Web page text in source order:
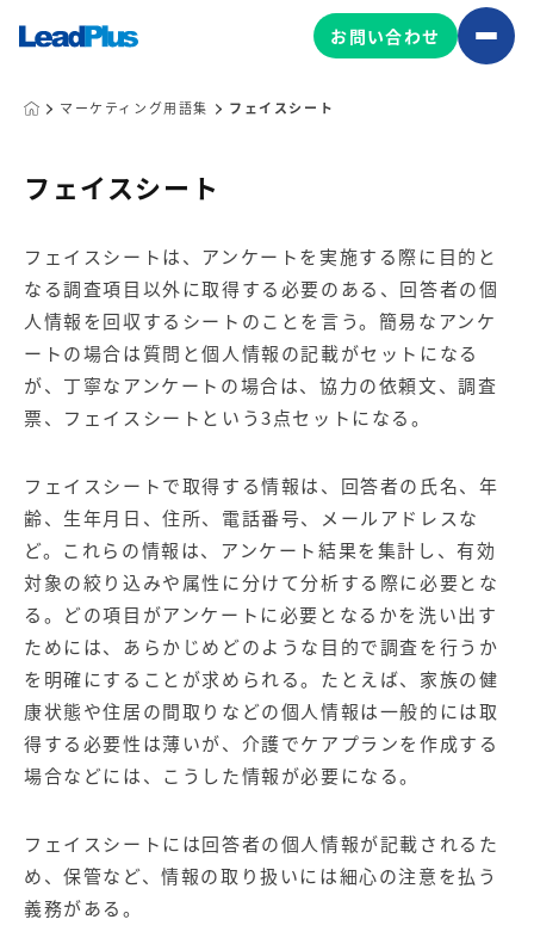
Web制作
マーケティングコンサルティング
コンテンツ制作
マーケティング基盤の製品
Leadplus One MyFolio
サイトアクセス解析ダッシュ
ボード
HubSpot導入・運用
マーケティングサービスの製品
【店舗型ビジネス向け】エリ
ア
マーケティングサービス
【金融機関向け】マーケティ
ング
サービス
【IT企業向け】マーケティン
グ
サービス
SNSアカウント運用代行サー
ビス（LINE）
広告プロモーションの製品
【塾・個別塾業界向け】新規
集客Web広告パッケージ
サイトアクセス増加パッケー
お問い合わせ
マーケティング用語集 フェイスシート
フェイスシート
フェイスシートは、アンケートを実施する際に目的と
なる調査項目以外に取得する必要のある、回答者の個
人情報を回収するシートのことを言う。簡易なアンケ
ートの場合は質問と個人情報の記載がセットになる
が、丁寧なアンケートの場合は、協力の依頼文、調査
票、フェイスシートという3点セットになる。
フェイスシートで取得する情報は、回答者の氏名、年
齢、生年月日、住所、電話番号、メールアドレスな
ど。これらの情報は、アンケート結果を集計し、有効
対象の絞り込みや属性に分けて分析する際に必要とな
る。どの項目がアンケートに必要となるかを洗い出す
ためには、あらかじめどのような目的で調査を行うか
を明確にすることが求められる。たとえば、家族の健
康状態や住居の間取りなどの個人情報は一般的には取
得する必要性は薄いが、介護でケアプランを作成する
場合などには、こうした情報が必要になる。
フェイスシートには回答者の個人情報が記載されるた
め、保管など、情報の取り扱いには細心の注意を払う
義務がある。